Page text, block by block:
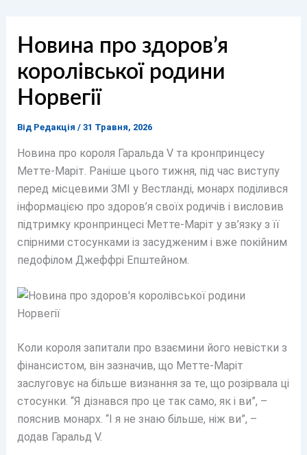
Новина про здоров’я
королівської родини
Норвегії
Від Редакція / 31 Травня, 2026
Новина про короля Гаральда V та кронпринцесу
Метте-Маріт. Раніше цього тижня, під час виступу
перед місцевими ЗМІ у Вестланді, монарх поділився
інформацією про здоров’я своїх родичів і висловив
підтримку кронпринцесі Метте-Маріт у зв’язку з її
спірними стосунками із засудженим і вже покійним
педофілом Джеффрі Епштейном.
Коли короля запитали про взаємини його невістки з
фінансистом, він зазначив, що Метте-Маріт
заслуговує на більше визнання за те, що розірвала ці
стосунки. “Я дізнався про це так само, як і ви”, –
пояснив монарх. “І я не знаю більше, ніж ви”, –
додав Гаральд V.